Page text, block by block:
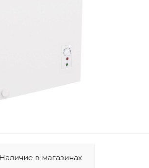
Наличие в магазинах